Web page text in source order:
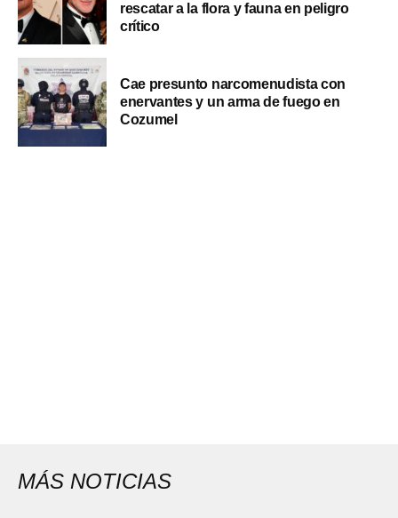
rescatar a la flora y fauna en peligro
crítico
Cae presunto narcomenudista con
enervantes y un arma de fuego en
Cozumel
MÁS NOTICIAS